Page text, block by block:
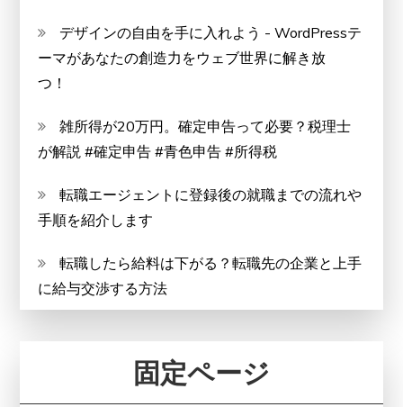
デザインの自由を手に入れよう - WordPressテ
ーマがあなたの創造力をウェブ世界に解き放
つ！
雑所得が20万円。確定申告って必要？税理士
が解説 #確定申告 #青色申告 #所得税
転職エージェントに登録後の就職までの流れや
手順を紹介します
転職したら給料は下がる？転職先の企業と上手
に給与交渉する方法
固定ページ